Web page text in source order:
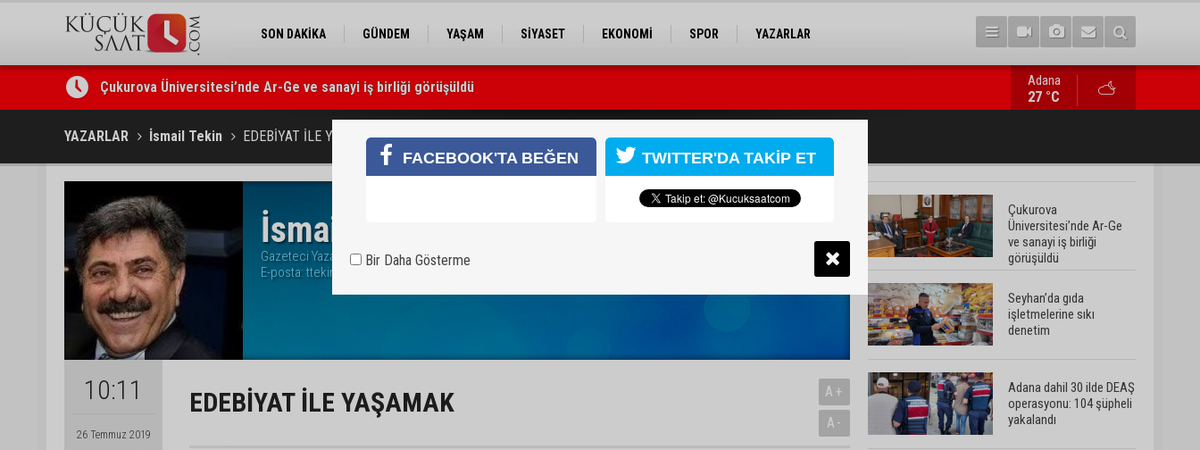
SON DAKİKA GÜNDEM YAŞAM SİYASET EKONOMİ SPOR YAZARLAR
Çukurova Üniversitesi’nde Ar-Ge ve sanayi iş birliği görüşüldü
Seyhan’da gıda işletmelerine sıkı denetim
Adana dahil 30 ilde DEAŞ operasyonu: 104 şüpheli yakalandı
Adana
27 °C
YAZARLAR İsmail Tekin EDEBİYAT İLE YAŞAMAK
İsmail Tekin
Gazeteci Yazar
E-posta: ttekinismail@gmail.com
Yazarın Tüm Yazıları >
10:11
26 Temmuz 2019
EDEBİYAT İLE YAŞAMAK
A+
A-
Çukurova
Üniversitesi’nde Ar-Ge
ve sanayi iş birliği
görüşüldü
Seyhan’da gıda
işletmelerine sıkı
denetim
Adana dahil 30 ilde DEAŞ
operasyonu: 104 şüpheli
yakalandı
FACEBOOK'TA BEĞEN TWITTER'DA TAKİP ET
Bir Daha Gösterme